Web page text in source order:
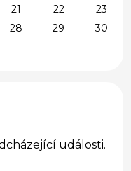
21 22
23
28 29
30
události.